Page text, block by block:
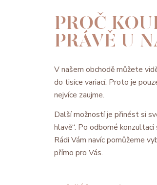
PROČ
PRÁVĚ U
V našem obchodě můžete
do tisíce variací. Proto je
nejvíce zaujme.
Další možností je přinést si
hlavě“. Po odborné
Rádi Vám navíc pomůžeme
přímo pro Vás.